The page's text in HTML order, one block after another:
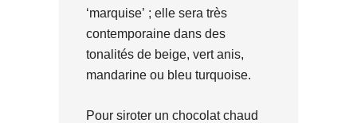
‘marquise’ ; elle sera très
contemporaine dans des
tonalités de beige, vert anis,
mandarine ou bleu turquoise.
Pour siroter un chocolat chaud